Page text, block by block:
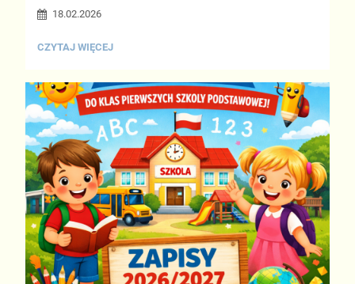
18.02.2026
SPOTKANIE
CZYTAJ WIĘCEJ